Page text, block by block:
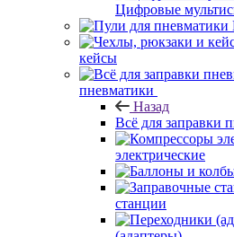
Цифровые
кейсы
пневматики
Назад
Всё для заправки
электрические
станции